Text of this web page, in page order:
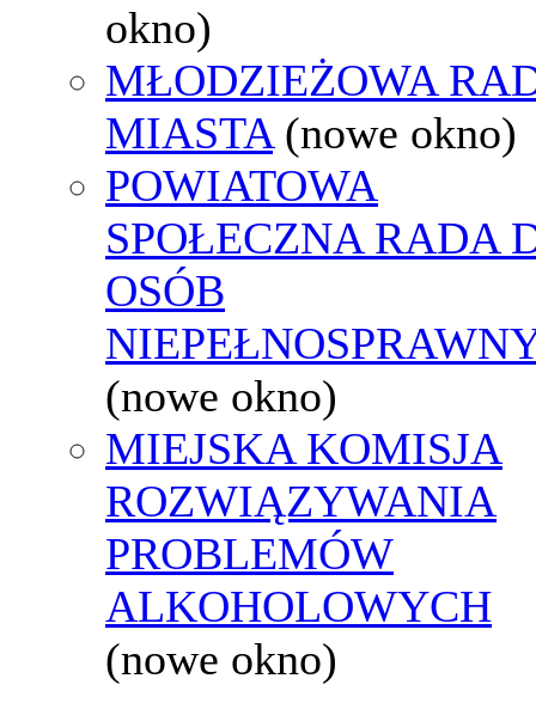
okno)
MŁODZIEŻOWA
MIASTA (nowe okno)
POWIATOWA
SPOŁECZNA RADA
OSÓB
(nowe okno)
MIEJSKA KOMISJA
ROZWIĄZYWANIA
PROBLEMÓW
ALKOHOLOWYCH
(nowe okno)